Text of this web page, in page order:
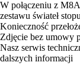
W połączeniu z
zestawu świateł stopu
Konieczność
Zdjęcie bez umowy
Nasz serwis
dalszych informacji